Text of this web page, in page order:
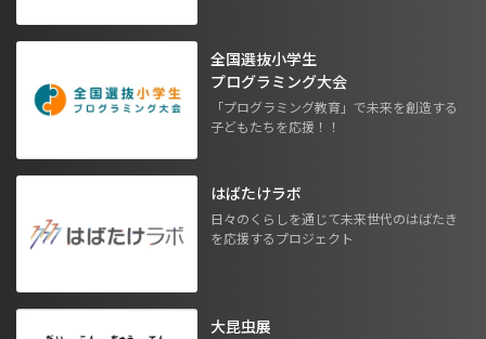
全国選抜小学生
プログラミング大会
「プログラミング教育」で未来を創造する
子どもたちを応援！！
はばたけラボ
日々のくらしを通じて未来世代のはばたき
を応援するプロジェクト
大昆虫展